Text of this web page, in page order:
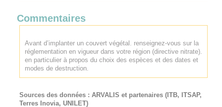
Commentaires
Avant d’implanter un couvert végétal. renseignez-vous sur la
réglementation en vigueur dans votre région (directive nitrate).
en particulier à propos du choix des espèces et des dates et
modes de destruction.
Sources des données : ARVALIS et partenaires (ITB, ITSAP,
Terres Inovia, UNILET)